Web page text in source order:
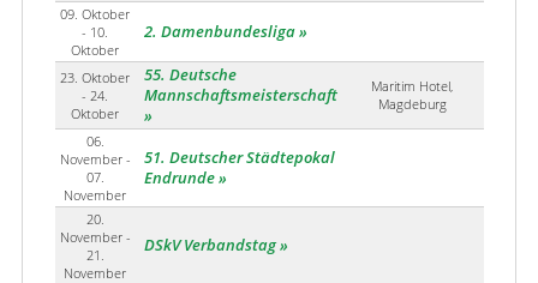
09. Oktober
- 10.
Oktober
2. Damenbundesliga
23. Oktober
- 24.
Oktober
55. Deutsche
Mannschaftsmeisterschaft
Maritim Hotel,
Magdeburg
06.
November -
07.
November
51. Deutscher Städtepokal
Endrunde
20.
November -
21.
November
DSkV Verbandstag